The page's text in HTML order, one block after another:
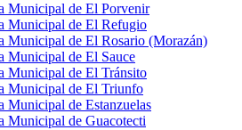
Municipal de El Porvenir
Municipal de El Refugio
Municipal de El Rosario (Morazán)
Municipal de El Sauce
Municipal de El Tránsito
Municipal de El Triunfo
Municipal de Estanzuelas
Municipal de Guacotecti